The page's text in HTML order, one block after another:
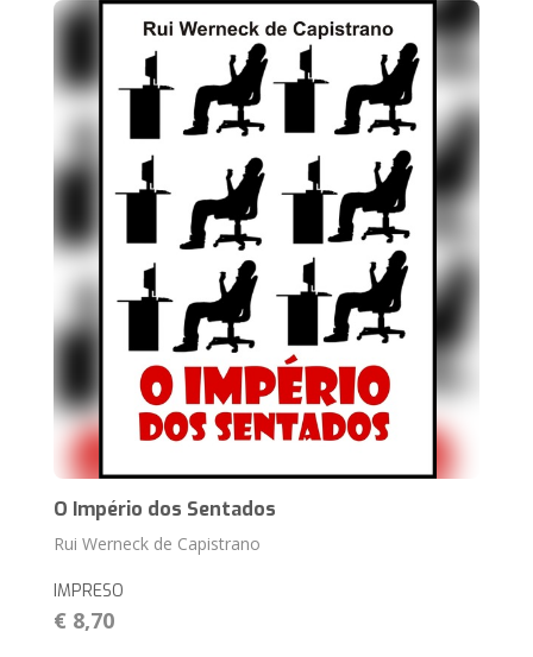
O Império dos Sentados
Rui Werneck de Capistrano
IMPRESO
€ 8,70